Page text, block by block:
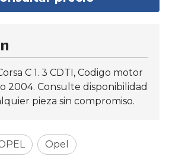
C 1. 3 CDTI, Codigo motor
2004. Consulte disponibilidad
pieza sin compromiso.
Opel